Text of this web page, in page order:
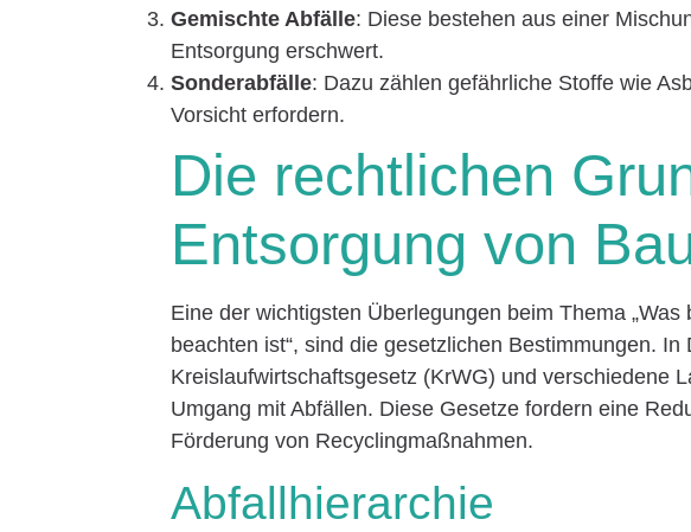
Gemischte Abfälle: Diese bestehen aus einer
Entsorgung erschwert.
Sonderabfälle: Dazu zählen gefährliche Stoffe wie
Vorsicht erfordern.
Die rechtlichen
Entsorgung von
Eine der wichtigsten Überlegungen beim Thema
beachten ist“, sind die gesetzlichen Bestimmungen.
Kreislaufwirtschaftsgesetz (KrWG) und verschiedene
Umgang mit Abfällen. Diese Gesetze fordern eine
Förderung von Recyclingmaßnahmen.
Abfallhierarchie